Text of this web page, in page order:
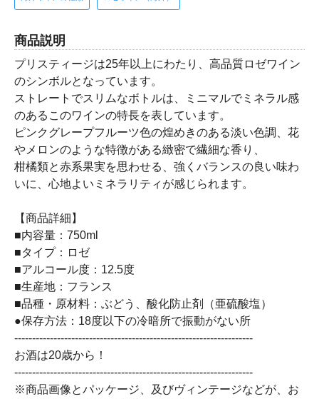
商品説明
プリスティージは25年以上にわたり、高品質ロゼワイン
のシンボルとなっています。
ストレートでスリムなボトルは、ミニマルでミネラル感
のあるこのワインの特長を表しています。
ピンクグレープフルーツ色の煌めきのある淡い色調、花
やメロンのような特徴がある緻密で繊細な香り、
柑橘類と赤系果実を思わせる、強くバランスの良い味わ
いに、心地よいミネラリティが感じられます。
【商品詳細】
■内容量：750ml
■タイプ：ロゼ
■アルコール度：12.5度
■生産地：フランス
■品種・原材料：ぶどう、酸化防止剤（亜硫酸塩）
●保存方法：18度以下の冷暗所で振動がない所
-------------------------------------------------------------------
お酒は20歳から！
-------------------------------------------------------------------
※商品画像とパッケージ、及びヴィンテージなどが、お